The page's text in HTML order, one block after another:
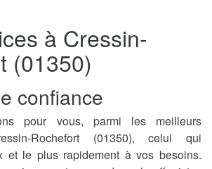
à Cressin-
(01350)
confiance
pour vous, parmi les meilleurs
Rochefort (01350), celui qui
et le plus rapidement à vos besoins.